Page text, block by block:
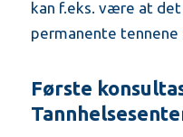
kan f.eks. være at
permanente tennene
Første